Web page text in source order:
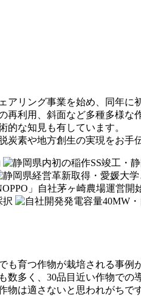
アリング事業を始め、同年
利用、斜面など多種多様な
的な知見も有しています。
素や地方創生の実現をお手
も育つ作物が栽培される事
多く、30品目近い作物での
は適さないと思われがち